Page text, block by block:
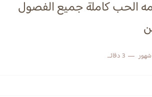
الحب كاملة جميع الفصول
3 دقائق للقراءة